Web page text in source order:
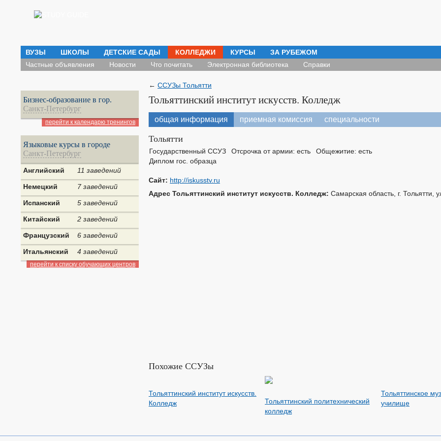
ВУЗЫ ШКОЛЫ ДЕТСКИЕ САДЫ КОЛЛЕДЖИ КУРСЫ ЗА РУБЕЖОМ
Частные объявления Новости Что почитать Электронная библиотека Справки
← ССУЗы Тольятти
Тольяттинский институт искусств. Колледж
общая информация приемная комиссия специальности
Тольятти
Государственный ССУЗ Отсрочка от армии: есть
Общежитие: есть
Диплом гос. образца
Сайт: http://iskusstv.ru
Адрес Тольяттинский институт искусств. Колледж: Самарская область, г. Тольятти,
Похожие ССУЗы
Тольяттинский институт искусств.
Колледж
Тольяттинский политехнический
колледж
Тольяттинское
училище
Бизнес-образование в гор.
Санкт-Петербург
перейти к календарю тренингов
Языковые курсы в городе
Санкт-Петербург
Английский 11 заведений
Немецкий 7 заведений
Испанский 5 заведений
Китайский 2 заведений
Французский 6 заведений
Итальянский 4 заведений
перейти к списку обучающих центров